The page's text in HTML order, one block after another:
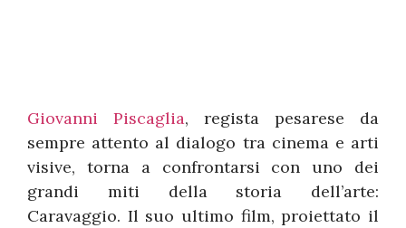
Giovanni Piscaglia, regista pesarese da
sempre attento al dialogo tra cinema e arti
visive, torna a confrontarsi con uno dei
grandi miti della storia dell’arte:
Caravaggio. Il suo ultimo film, proiettato il